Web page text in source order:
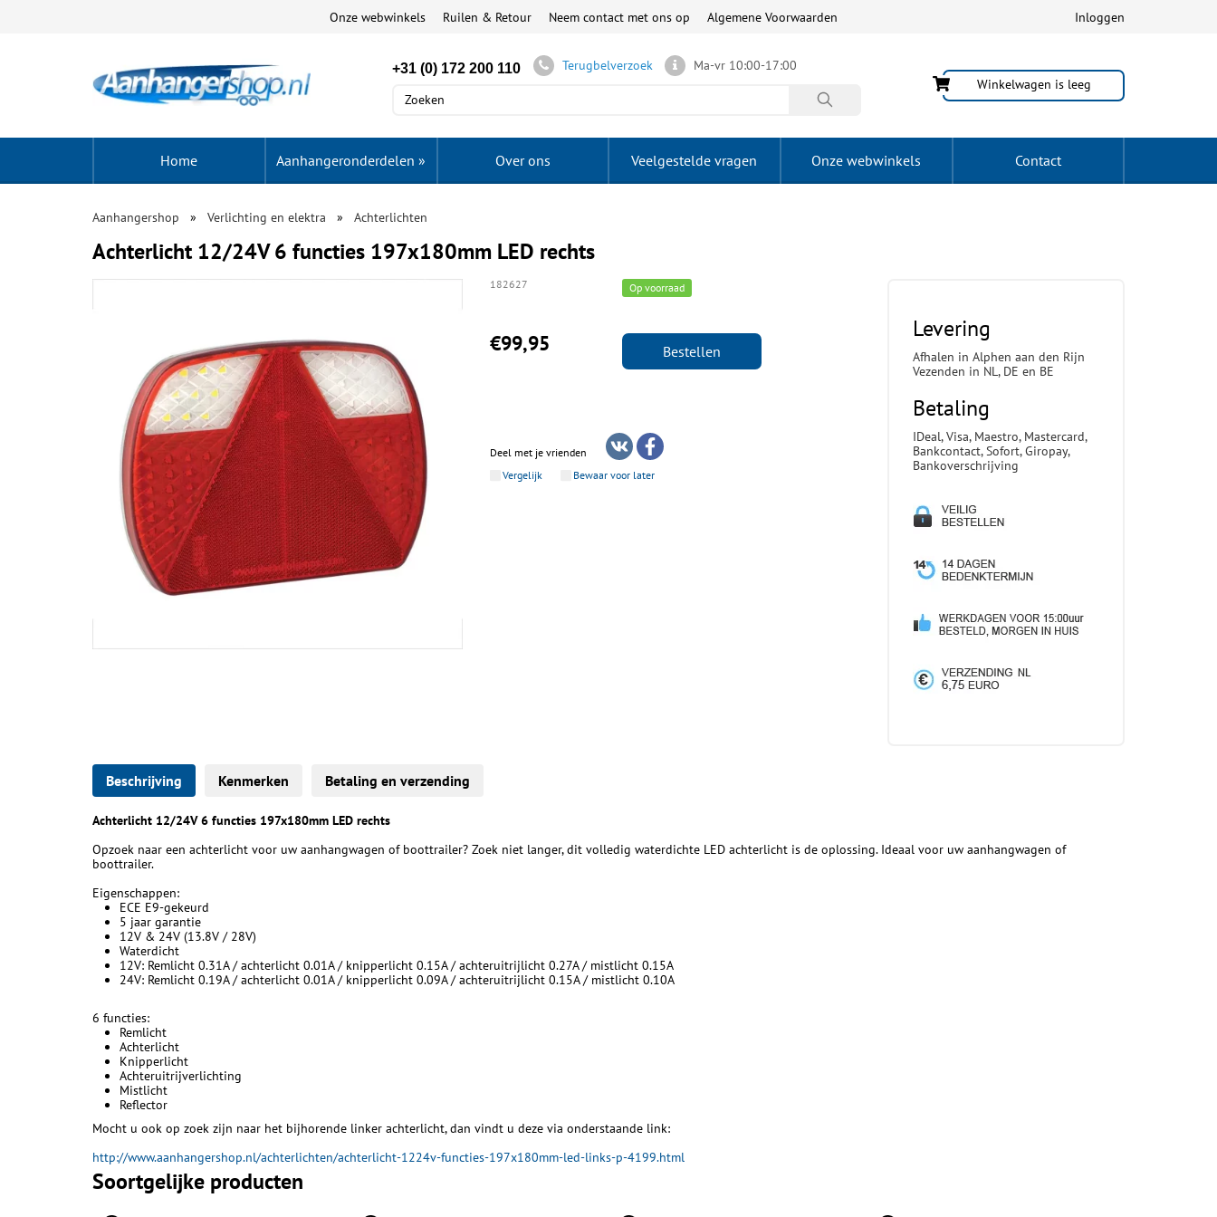
Inloggen
Onze webwinkels Ruilen & Retour Neem contact met ons op Algemene Voorwaarden
+31 (0) 172 200 110 Terugbelverzoek
Ma-vr 10:00-17:00
Winkelwagen is leeg
Home Aanhangeronderdelen » Over ons Veelgestelde vragen Onze webwinkels Contact
Aanhangershop Verlichting en elektra Achterlichten
Achterlicht 12/24V 6 functies 197x180mm LED rechts
182627 Op voorraad
€99,95 Bestellen
Deel met je vrienden
Vergelijk
Bewaar voor later
Levering
Afhalen in Alphen aan den Rijn
Vezenden in NL, DE en BE
Betaling
IDeal, Visa, Maestro, Mastercard,
Bankcontact, Sofort, Giropay,
Bankoverschrijving
Beschrijving Kenmerken Betaling en verzending
Achterlicht 12/24V 6 functies 197x180mm LED rechts
Opzoek naar een achterlicht voor uw aanhangwagen of boottrailer? Zoek niet langer, dit volledig waterdichte LED achterlicht is de oplossing. Ideaal voor uw aanhangwagen of
boottrailer.
Eigenschappen:
ECE E9-gekeurd
5 jaar garantie
12V & 24V (13.8V / 28V)
Waterdicht
12V: Remlicht 0.31A / achterlicht 0.01A / knipperlicht 0.15A / achteruitrijlicht 0.27A / mistlicht 0.15A
24V: Remlicht 0.19A / achterlicht 0.01A / knipperlicht 0.09A / achteruitrijlicht 0.15A / mistlicht 0.10A
6 functies:
Remlicht
Achterlicht
Knipperlicht
Achteruitrijverlichting
Mistlicht
Reflector
Mocht u ook op zoek zijn naar het bijhorende linker achterlicht, dan vindt u deze via onderstaande link:
http://www.aanhangershop.nl/achterlichten/achterlicht-1224v-functies-197x180mm-led-links-p-4199.html
Soortgelijke producten